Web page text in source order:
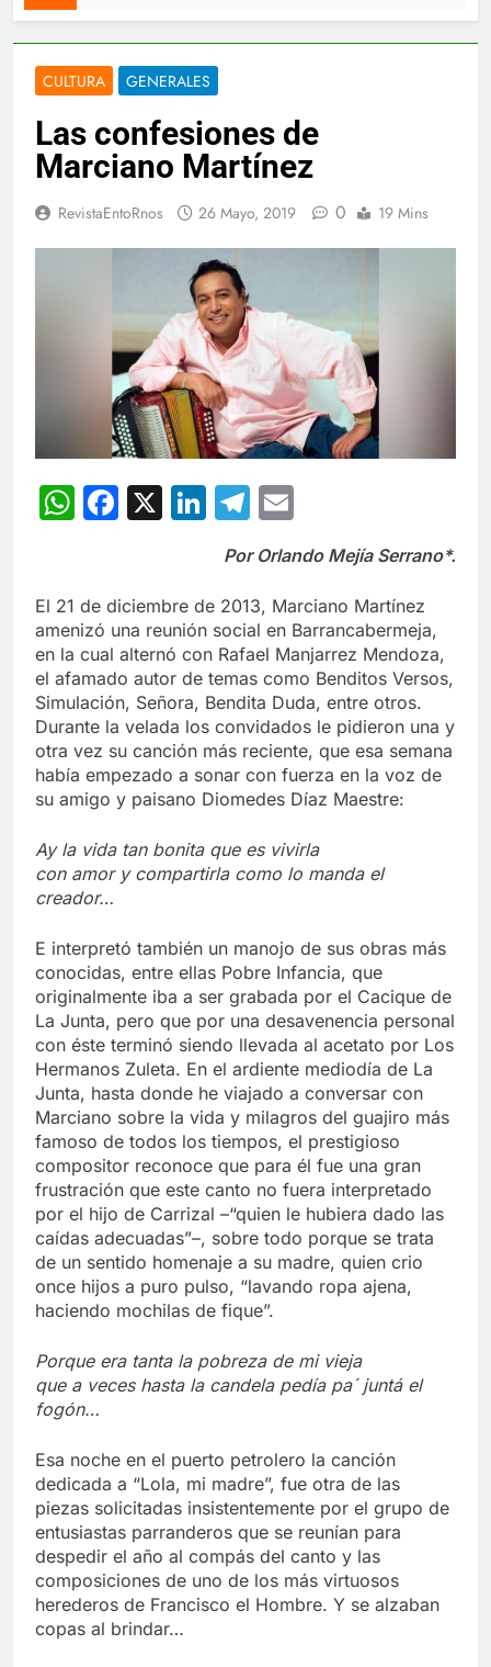
CULTURA GENERALES
Las confesiones de
Marciano Martínez
RevistaEntoRnos 26 Mayo, 2019 0 19 Mins
WhatsApp
Facebook
X LinkedIn
Telegram
Por Orlando Mejía Serrano*.
El 21 de diciembre de 2013, Marciano Martínez
amenizó una reunión social en Barrancabermeja,
en la cual alternó con Rafael Manjarrez Mendoza,
el afamado autor de temas como Benditos Versos,
Simulación, Señora, Bendita Duda, entre otros.
Durante la velada los convidados le pidieron una y
otra vez su canción más reciente, que esa semana
había empezado a sonar con fuerza en la voz de
su amigo y paisano Diomedes Díaz Maestre:
Ay la vida tan bonita que es vivirla
con amor y compartirla como lo manda el
creador…
E interpretó también un manojo de sus obras más
conocidas, entre ellas Pobre Infancia, que
originalmente iba a ser grabada por el Cacique de
La Junta, pero que por una desavenencia personal
con éste terminó siendo llevada al acetato por Los
Hermanos Zuleta. En el ardiente mediodía de La
Junta, hasta donde he viajado a conversar con
Marciano sobre la vida y milagros del guajiro más
famoso de todos los tiempos, el prestigioso
compositor reconoce que para él fue una gran
frustración que este canto no fuera interpretado
por el hijo de Carrizal –“quien le hubiera dado las
caídas adecuadas”–, sobre todo porque se trata
de un sentido homenaje a su madre, quien crio
once hijos a puro pulso, “lavando ropa ajena,
haciendo mochilas de fique”.
Porque era tanta la pobreza de mi vieja
que a veces hasta la candela pedía pa´ juntá el
fogón…
Esa noche en el puerto petrolero la canción
dedicada a “Lola, mi madre”, fue otra de las
piezas solicitadas insistentemente por el grupo de
entusiastas parranderos que se reunían para
despedir el año al compás del canto y las
composiciones de uno de los más virtuosos
herederos de Francisco el Hombre. Y se alzaban
copas al brindar…